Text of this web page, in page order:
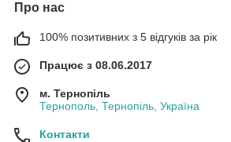
Про нас
100% позитивних з 5 відгуків за рік
Працює з 08.06.2017
м. Тернопіль
Тернополь, Тернопіль, Україна
Контакти